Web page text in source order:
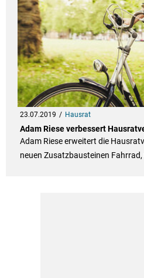
23.07.2019 Hausrat
Adam Riese verbessert
Adam Riese erweitert die
neuen Zusatzbausteinen Fahrrad,